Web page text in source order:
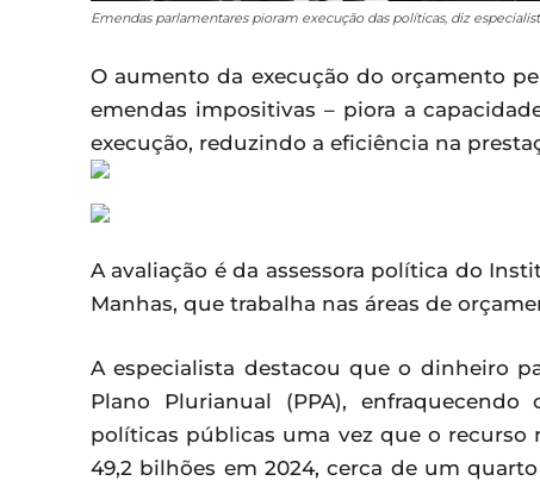
Emendas parlamentares pioram execução das políticas, diz
O aumento da execução do orçamento
emendas impositivas – piora a
execução, reduzindo a eficiência na
A avaliação é da assessora política do
Manhas, que trabalha nas áreas de
A especialista destacou que o dinheiro
Plano Plurianual (PPA),
políticas públicas uma vez que o recurso
49,2 bilhões em 2024, cerca de um